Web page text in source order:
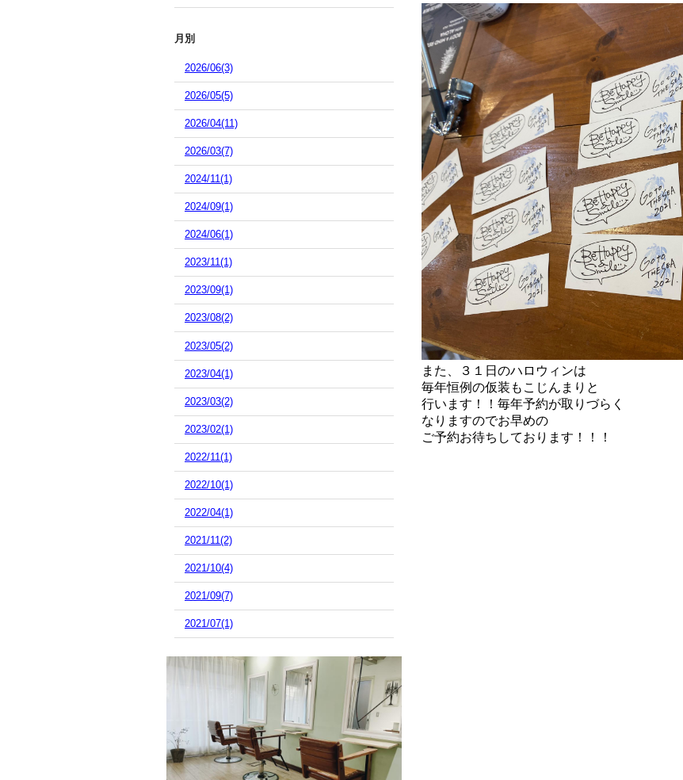
月別
2026/06(3)
2026/05(5)
2026/04(11)
2026/03(7)
2024/11(1)
2024/09(1)
2024/06(1)
2023/11(1)
2023/09(1)
2023/08(2)
2023/05(2)
2023/04(1)
2023/03(2)
2023/02(1)
2022/11(1)
2022/10(1)
2022/04(1)
2021/11(2)
2021/10(4)
2021/09(7)
2021/07(1)
また、３１日のハロウィンは
毎年恒例の仮装もこじんまりと
行います！！毎年予約が取りづらく
なりますのでお早めの
ご予約お待ちしております！！！